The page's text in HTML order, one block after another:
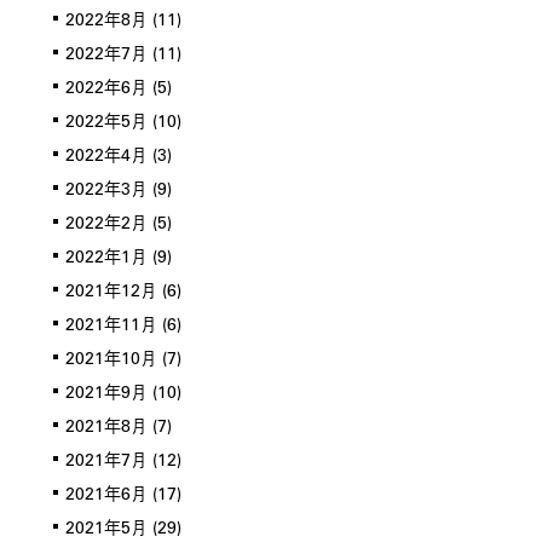
2022年8月 (11)
2022年7月 (11)
2022年6月 (5)
2022年5月 (10)
2022年4月 (3)
2022年3月 (9)
2022年2月 (5)
2022年1月 (9)
2021年12月 (6)
2021年11月 (6)
2021年10月 (7)
2021年9月 (10)
2021年8月 (7)
2021年7月 (12)
2021年6月 (17)
2021年5月 (29)